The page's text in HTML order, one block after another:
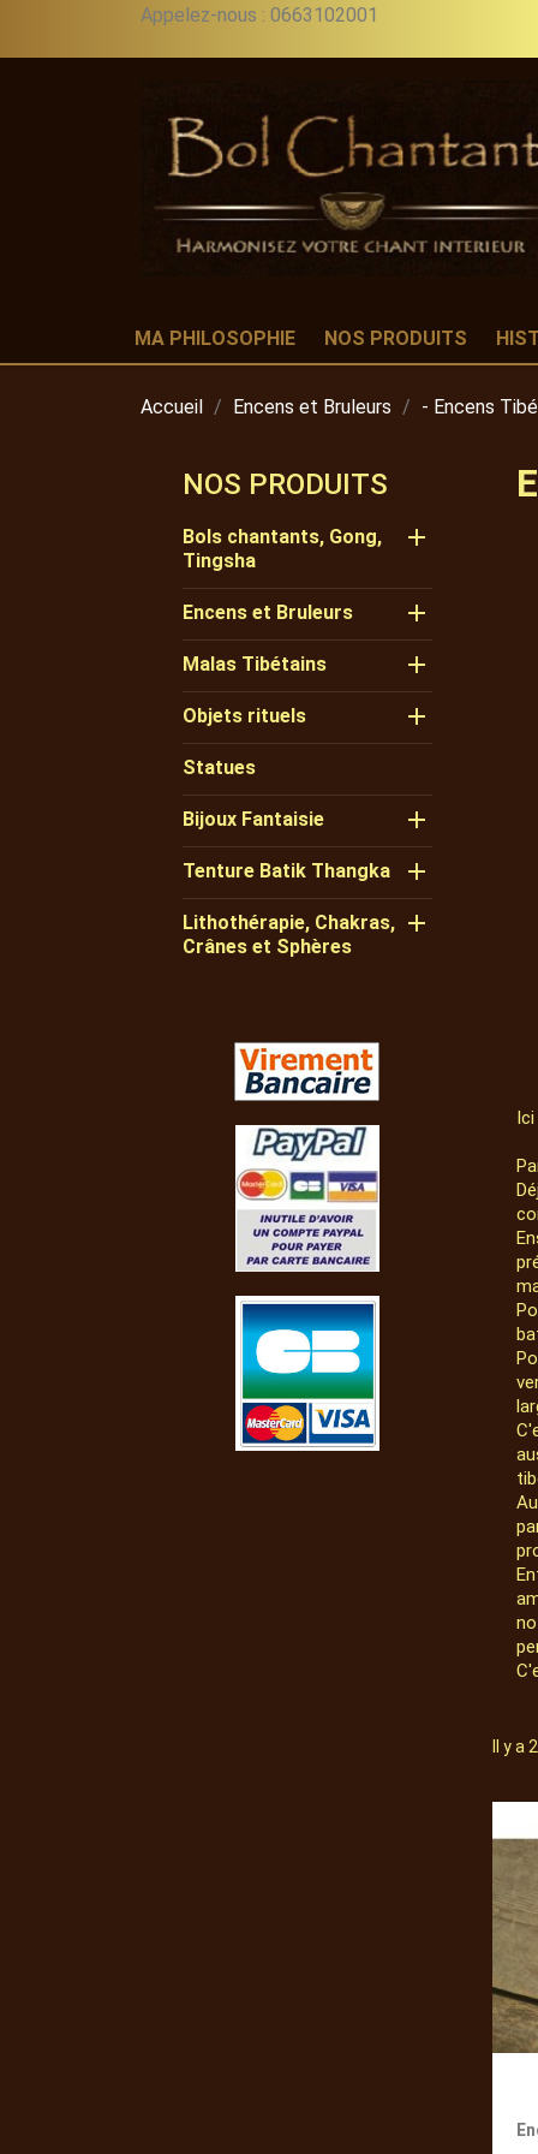
Appelez-nous : 0663102001
MA PHILOSOPHIE NOS PRODUITS
Accueil Encens et Bruleurs - Encens
NOS PRODUITS
Bols chantants, Gong,
Tingsha

Encens et Bruleurs 
Malas Tibétains 
Objets rituels 
Statues
Bijoux Fantaisie 
Tenture Batik Thangka 
Lithothérapie, Chakras,
Crânes et Sphères

Il y a